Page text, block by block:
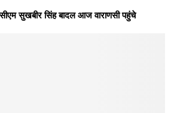
सीएम सुखबीर सिंह बादल आज वाराणसी पहुंचे